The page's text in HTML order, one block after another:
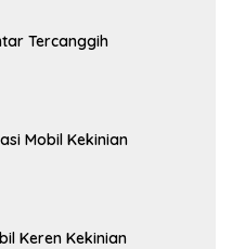
Tercanggih
Mobil Kekinian
Keren Kekinian